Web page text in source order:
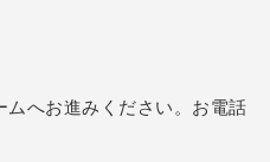
ムへお進みください。お電話